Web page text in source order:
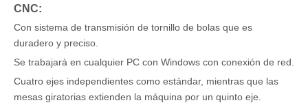
CNC:
Con sistema de transmisión de tornillo de bolas que es
duradero y preciso.
Se trabajará en cualquier PC con Windows con conexión de red.
Cuatro ejes independientes como estándar, mientras que las
mesas giratorias extienden la máquina por un quinto eje.